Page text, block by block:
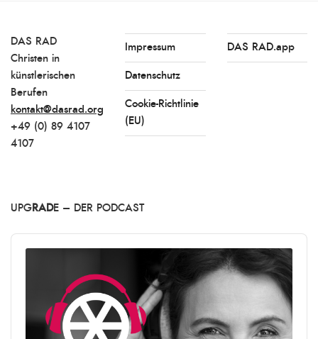
DAS RAD
Christen in
künstlerischen
Berufen
kontakt@dasrad.org
+49 (0) 89 4107
4107
Impressum
Datenschutz
Cookie-Richtlinie
(EU)
DAS RAD.app
UPG RADE – DER PODCAST
Audio